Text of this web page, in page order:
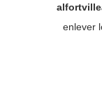
enlever